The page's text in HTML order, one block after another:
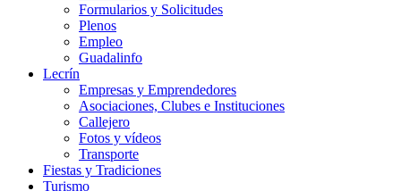
Formularios y Solicitudes
Plenos
Empleo
Guadalinfo
Lecrín
Empresas y Emprendedores
Asociaciones, Clubes e Instituciones
Callejero
Fotos y vídeos
Transporte
Fiestas y Tradiciones
Turismo